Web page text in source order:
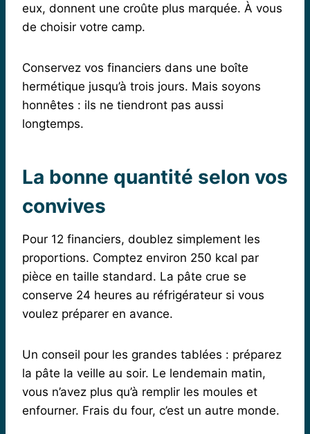
eux, donnent une croûte plus marquée. À vous
de choisir votre camp.
Conservez vos financiers dans une boîte
hermétique jusqu’à trois jours. Mais soyons
honnêtes : ils ne tiendront pas aussi
longtemps.
La bonne quantité selon vos
convives
Pour 12 financiers, doublez simplement les
proportions. Comptez environ 250 kcal par
pièce en taille standard. La pâte crue se
conserve 24 heures au réfrigérateur si vous
voulez préparer en avance.
Un conseil pour les grandes tablées : préparez
la pâte la veille au soir. Le lendemain matin,
vous n’avez plus qu’à remplir les moules et
enfourner. Frais du four, c’est un autre monde.